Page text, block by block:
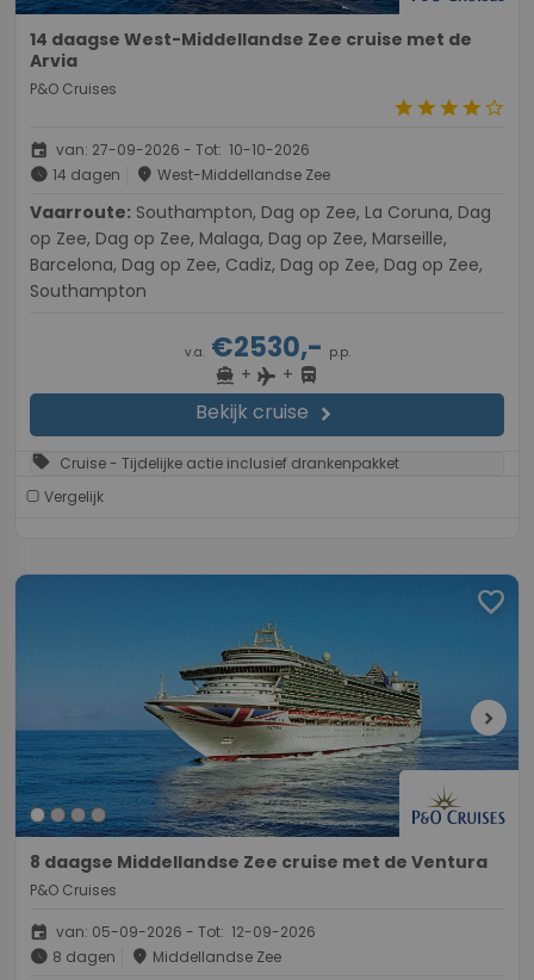
14 daagse West-Middellandse Zee cruise met de
Arvia
P&O Cruises
starstarstarstarstar_border
event van: 27-09-2026 - Tot: 10-10-2026
schedule 14 dagen place West-Middellandse Zee
Vaarroute:
op Zee, Dag op Zee, Malaga, Dag op Zee, Marseille,
Barcelona, Dag op Zee, Cadiz, Dag op Zee, Dag op Zee,
Southampton
v.a.€2530,- p.p.
directions_boat + flight + directions_bus
Bekijk cruise chevron_right
sell Cruise - Tijdelijke actie inclusief drankenpakket
Vergelijk
favorite
chevron_right
8 daagse Middellandse Zee cruise met de Ventura
P&O Cruises
event van: 05-09-2026 - Tot: 12-09-2026
schedule 8 dagen place Middellandse Zee